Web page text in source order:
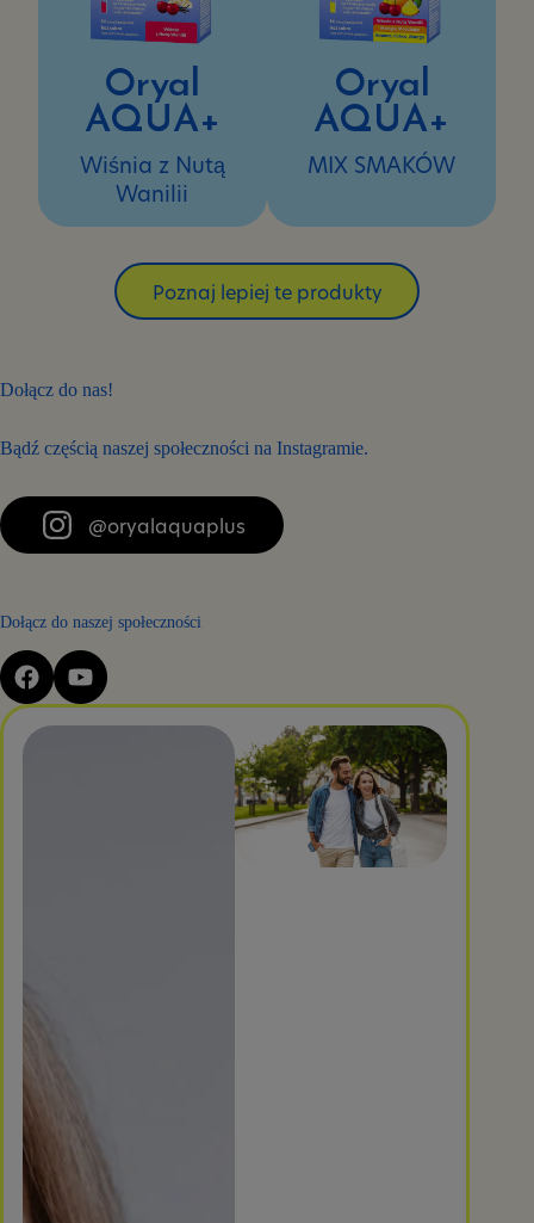
Oryal
AQUA+
Wiśnia z Nutą
Wanilii
Oryal
AQUA+
MIX SMAKÓW
Poznaj lepiej te produkty
Dołącz do nas!
Bądź częścią naszej społeczności na Instagramie.
@oryalaquaplus
Dołącz do naszej społeczności